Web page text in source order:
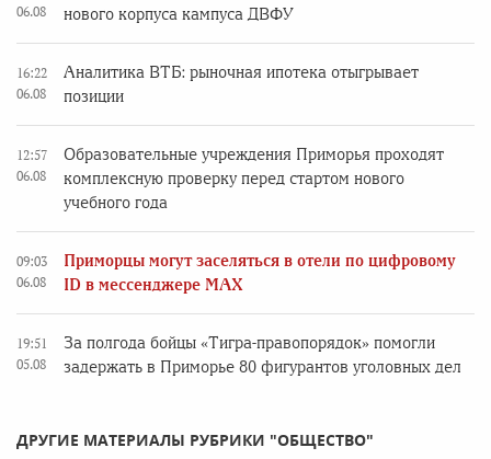
06.08
нового корпуса кампуса ДВФУ
16:22
06.08
Аналитика ВТБ: рыночная ипотека отыгрывает
позиции
12:57
06.08
Образовательные учреждения Приморья проходят
комплексную проверку перед стартом нового
учебного года
09:03
06.08
Приморцы могут заселяться в отели по цифровому
ID в мессенджере MAX
19:51
05.08
За полгода бойцы «Тигра-правопорядок» помогли
задержать в Приморье 80 фигурантов уголовных дел
ДРУГИЕ МАТЕРИАЛЫ РУБРИКИ "ОБЩЕСТВО"